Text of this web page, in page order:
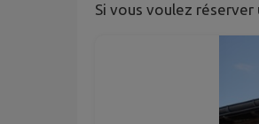
Si vous voulez